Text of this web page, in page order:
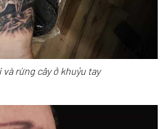
rừng cây ở khuỷu tay